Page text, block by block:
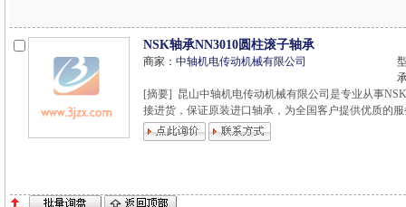
NSK轴承NN3010圆柱滚子轴承
商家：中轴机电传动机械有限公司
[摘要] 昆山中轴机电传动机械有限公司是专业从事
接进货，保证原装进口轴承，为全国客户提供优质的